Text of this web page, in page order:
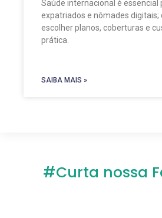
Saúde internacional é essencial
expatriados e nômades digitais;
escolher planos, coberturas e
prática.
SAIBA MAIS »
#Curta nossa